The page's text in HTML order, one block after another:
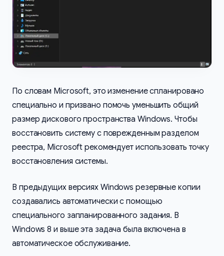
По словам Microsoft, это изменение спланировано
специально и призвано помочь уменьшить общий
размер дискового пространства Windows. Чтобы
восстановить систему с поврежденным разделом
реестра, Microsoft рекомендует использовать точку
восстановления системы.
В предыдущих версиях Windows резервные копии
создавались автоматически с помощью
специального запланированного задания. В
Windows 8 и выше эта задача была включена в
автоматическое обслуживание.